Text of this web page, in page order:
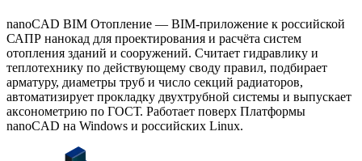
nanoCAD BIM Отопление — BIM-приложение к российской
САПР нанокад для проектирования и расчёта систем
отопления зданий и сооружений. Считает гидравлику и
теплотехнику по действующему своду правил, подбирает
арматуру, диаметры труб и число секций радиаторов,
автоматизирует прокладку двухтрубной системы и выпускает
аксонометрию по ГОСТ. Работает поверх Платформы
nanoCAD на Windows и российских Linux.